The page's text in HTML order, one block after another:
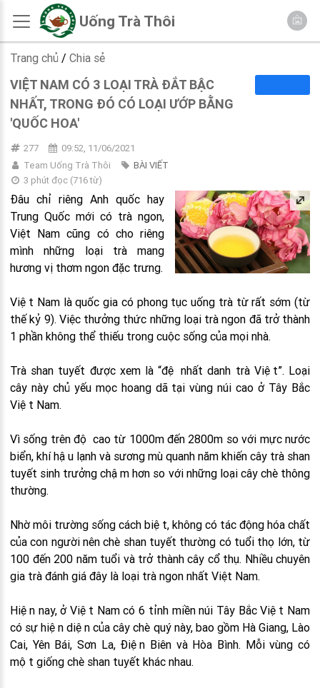
Uống Trà Thôi
Trang chủ / Chia sẻ
VIỆT NAM CÓ 3 LOẠI TRÀ ĐẮT BẬC
NHẤT, TRONG ĐÓ CÓ LOẠI ƯỚP BẰNG
'QUỐC HOA'
277
09:52, 11/06/2021
Team Uống Trà Thôi
BÀI VIẾT
3 phút đọc(716từ)
Đâu chỉ riêng Anh quốc hay
Trung Quốc mới có trà ngon,
Việt Nam cũng có cho riêng
mình những loại trà mang
hương vị thơm ngon đặc trưng.
Việt Nam là quốc gia có phong tục uống trà từ rất sớm (từ
thế kỷ 9). Việc thưởng thức những loại trà ngon đã trở thành
1 phần không thể thiếu trong cuộc sống của mọi nhà.
Trà shan tuyết được xem là “đệ nhất danh trà Việt”. Loại
cây này chủ yếu mọc hoang dã tại vùng núi cao ở Tây Bắc
Việt Nam.
Vì sống trên độ cao từ 1000m đến 2800m so với mực nước
biển, khí hậu lạnh và sương mù quanh năm khiến cây trà shan
tuyết sinh trưởng chậm hơn so với những loại cây chè thông
thường.
Nhờ môi trường sống cách biệt, không có tác động hóa chất
của con người nên chè shan tuyết thường có tuổi thọ lớn, từ
100 đến 200 năm tuổi và trở thành cây cổ thụ. Nhiều chuyên
gia trà đánh giá đây là loại trà ngon nhất Việt Nam.
Hiện nay, ở Việt Nam có 6 tỉnh miền núi Tây Bắc Việt Nam
có sự hiện diện của cây chè quý này, bao gồm Hà Giang, Lào
Cai, Yên Bái, Sơn La, Điện Biên và Hòa Bình. Mỗi vùng có
một giống chè shan tuyết khác nhau.